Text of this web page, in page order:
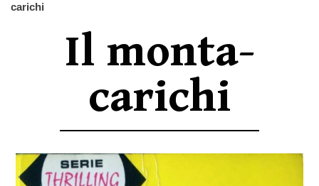
carichi
Il monta-
carichi